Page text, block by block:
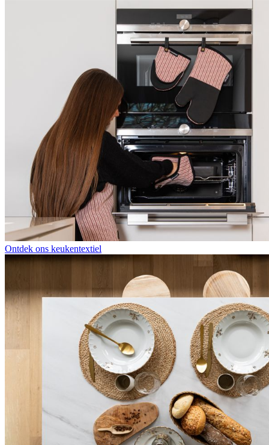
Ontdek ons keukentextiel